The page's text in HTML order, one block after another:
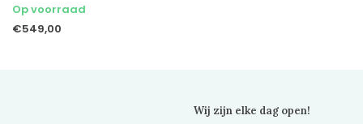
Op voorraad
€549,00
Wij zijn elke dag open!